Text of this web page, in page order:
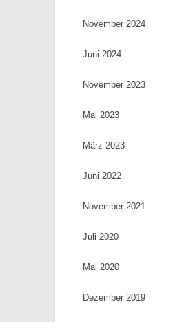
November 2024
Juni 2024
November 2023
Mai 2023
März 2023
Juni 2022
November 2021
Juli 2020
Mai 2020
Dezember 2019